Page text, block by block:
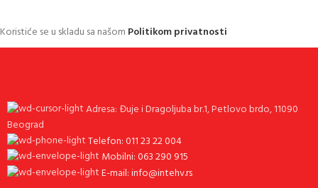
Koristiće se u skladu sa našom Politikom privatnosti
Adresa: Đuje i Dragoljuba br.1, Petlovo brdo, 11090
Beograd
Telefon: 011 23 22 004
Mobilni: 063 290 915
E-mail: info@intehv.rs